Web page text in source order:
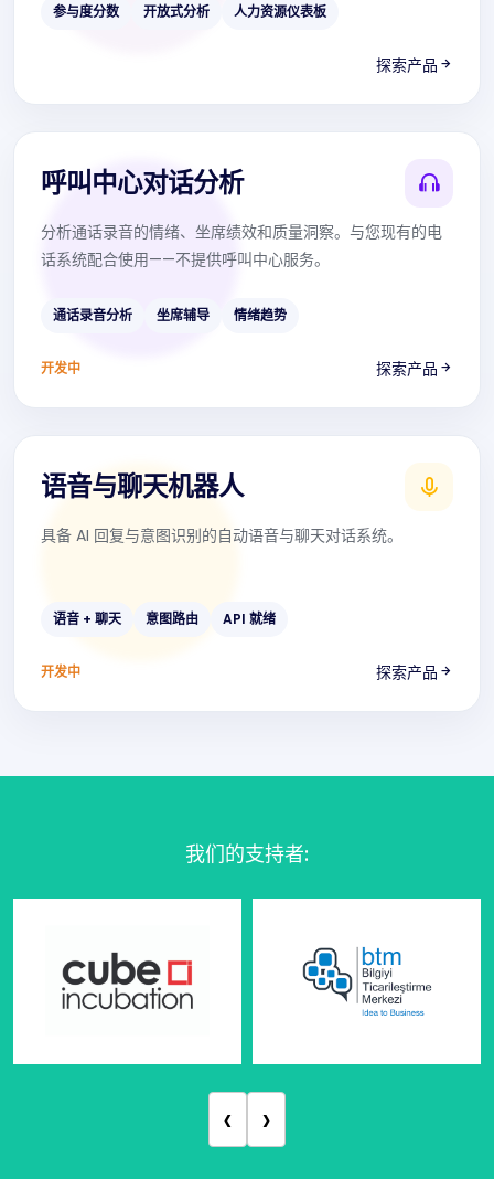
参与度分数 开放式分析 人力资源仪表板
探索产品
呼叫中心对话分析
分析通话录音的情绪、坐席绩效和质量洞察。与您现有的电
话系统配合使用——不提供呼叫中心服务。
通话录音分析 坐席辅导 情绪趋势
开发中 探索产品
语音与聊天机器人
具备 AI 回复与意图识别的自动语音与聊天对话系统。
语音 + 聊天 意图路由 API 就绪
开发中 探索产品
我们的支持者:
‹ ›